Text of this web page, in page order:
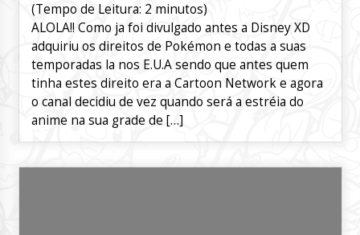
(Tempo de Leitura: 2 minutos)
ALOLA!! Como ja foi divulgado antes a Disney XD
adquiriu os direitos de Pokémon e todas a suas
temporadas la nos E.U.A sendo que antes quem
tinha estes direito era a Cartoon Network e agora
o canal decidiu de vez quando será a estréia do
anime na sua grade de […]